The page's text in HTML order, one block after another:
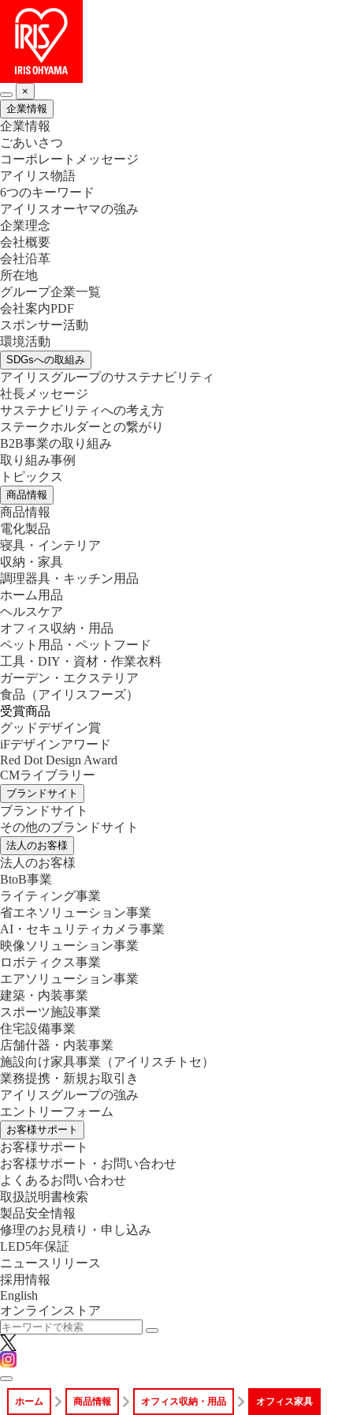
×
企業情報
企業情報
ごあいさつ
コーポレートメッセージ
アイリス物語
6つのキーワード
アイリスオーヤマの強み
企業理念
会社概要
会社沿革
所在地
グループ企業一覧
会社案内PDF
スポンサー活動
環境活動
SDGsへの取組み
アイリスグループのサステナビリティ
社長メッセージ
サステナビリティへの考え方
ステークホルダーとの繋がり
B2B事業の取り組み
取り組み事例
トピックス
商品情報
商品情報
電化製品
寝具・インテリア
収納・家具
調理器具・キッチン用品
ホーム用品
ヘルスケア
オフィス収納・用品
ペット用品・ペットフード
工具・DIY・資材・作業衣料
ガーデン・エクステリア
食品 （アイリスフーズ）
受賞商品
グッドデザイン賞
iFデザインアワード
Red Dot Design Award
CMライブラリー
ブランドサイト
ブランドサイト
その他のブランドサイト
法人のお客様
法人のお客様
BtoB事業
ライティング事業
省エネソリューション事業
AI・セキュリティカメラ事業
映像ソリューション事業
ロボティクス事業
エアソリューション事業
建築・内装事業
スポーツ施設事業
住宅設備事業
店舗什器・内装事業
施設向け家具事業 （アイリスチトセ）
業務提携・新規お取引き
アイリスグループの強み
エントリーフォーム
お客様サポート
お客様サポート
お客様サポート・お問い合わせ
よくあるお問い合わせ
取扱説明書検索
製品安全情報
修理のお見積り・申し込み
LED5年保証
ニュースリリース
採用情報
English
オンラインストア
ホーム 商品情報 オフィス収納・用品 オフィス家具